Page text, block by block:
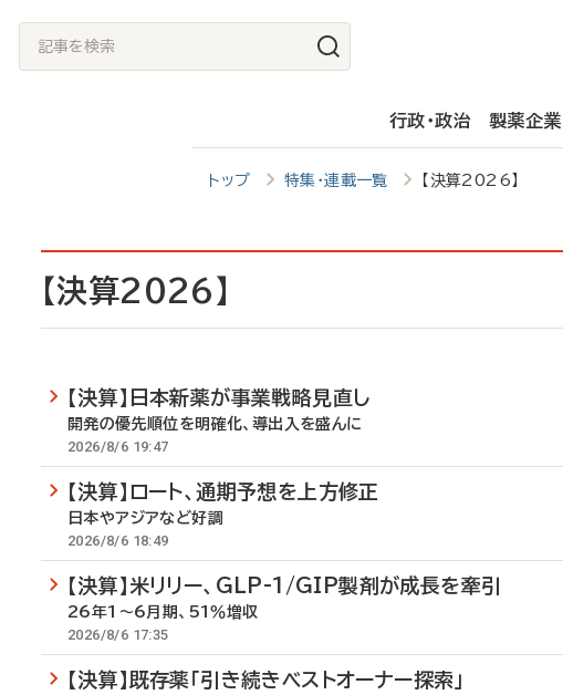
記
事
行政・政治 製薬企業
トップ 特集・連載一覧 【決算2026】
【決算2026】
【決算】日本新薬が事業戦略見直し
開発の優先順位を明確化、導出入を盛んに
2026/8/6 19:47
【決算】ロート、通期予想を上方修正
日本やアジアなど好調
2026/8/6 18:49
【決算】米リリー、GLP-1/GIP製剤が成長を牽引
26年1～6月期、51％増収
2026/8/6 17:35
【決算】既存薬「引き続きベストオーナー探索」